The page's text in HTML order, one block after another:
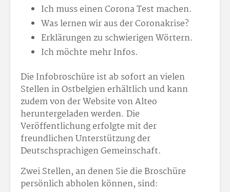
Ich muss einen Corona Test machen.
Was lernen wir aus der Coronakrise?
Erklärungen zu schwierigen Wörtern.
Ich möchte mehr Infos.
Die Infobroschüre ist ab sofort an vielen
Stellen in Ostbelgien erhältlich und kann
zudem von der Website von Alteo
heruntergeladen werden. Die
Veröffentlichung erfolgte mit der
freundlichen Unterstützung der
Deutschsprachigen Gemeinschaft.
Zwei Stellen, an denen Sie die Broschüre
persönlich abholen können, sind: